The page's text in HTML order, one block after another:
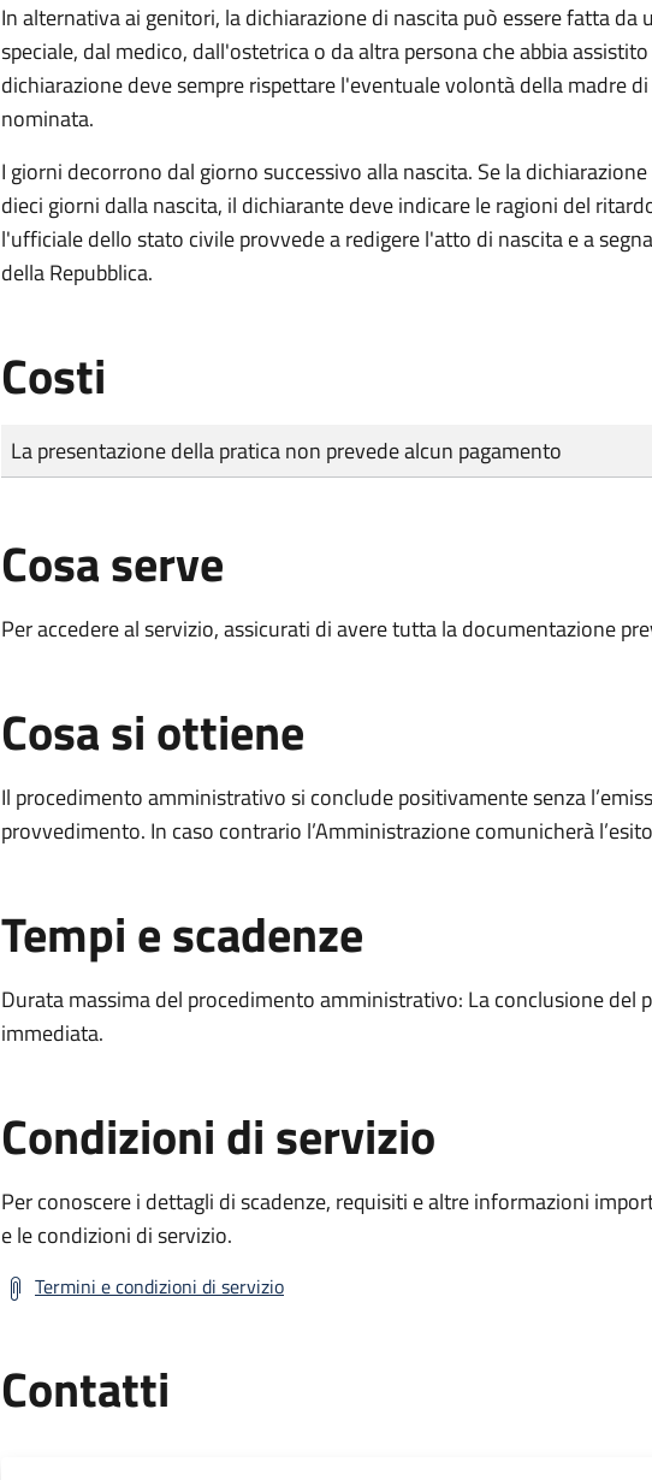
In alternativa ai genitori, la dichiarazione di nascita può essere fatta da
speciale, dal medico, dall'ostetrica o da altra persona che abbia
dichiarazione deve sempre rispettare l'eventuale volontà della madre
nominata.
I giorni decorrono dal giorno successivo alla nascita. Se la
dieci giorni dalla nascita, il dichiarante deve indicare le ragioni del
l'ufficiale dello stato civile provvede a redigere l'atto di nascita e a
della Repubblica.
Costi
Tipo di pagamento
Importo
La presentazione della pratica non prevede alcun pagamento
Cosa serve
Per accedere al servizio, assicurati di avere tutta la documentazione
Cosa si ottiene
Il procedimento amministrativo si conclude positivamente senza
provvedimento. In caso contrario l’Amministrazione comunicherà
Tempi e scadenze
Durata massima del procedimento amministrativo: La conclusione del
immediata.
Condizioni di servizio
Per conoscere i dettagli di scadenze, requisiti e altre informazioni
e le condizioni di servizio.
Termini e condizioni di servizio
Contatti